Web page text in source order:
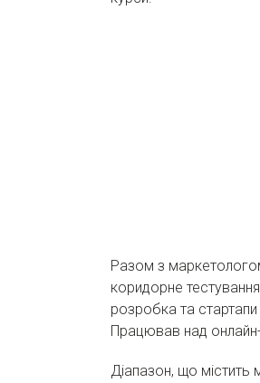
Разом з
коридорне
розробка та
Працював над
Діапазон, що містить